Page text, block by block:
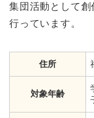
集団活動として
行っています。
住所
対象年齢